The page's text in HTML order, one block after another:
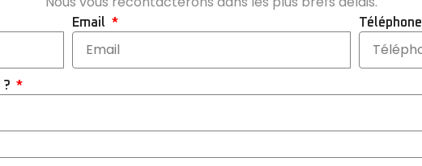
Email Téléphone
?